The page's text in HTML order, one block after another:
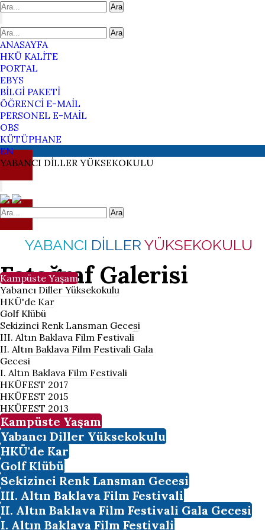
Ara
Ara
ANASAYFA
HKÜ KALİTE
PORTAL
EBYS
BİLGİ PAKETİ
ÖĞRENCİ E-MAİL
PERSONEL E-MAİL
OBS
KÜTÜPHANE
EN
YABANCI DİLLER YÜKSEKOKULU
Ara
YABANCI DİLLER YÜKSEKOKULU
Fotoğraf Galerisi
Kampüste Yaşam
Yabancı Diller Yüksekokulu
HKÜ'de Kar
Golf Klübü
Sekizinci Renk Lansman Gecesi
III. Altın Baklava Film Festivali
II. Altın Baklava Film Festivali Gala
Gecesi
I. Altın Baklava Film Festivali
HKÜFEST 2017
HKÜFEST 2015
HKÜFEST 2013
Kampüste Yaşam
Yabancı Diller Yüksekokulu
HKÜ'de Kar
Golf Klübü
Sekizinci Renk Lansman Gecesi
III. Altın Baklava Film Festivali
II. Altın Baklava Film Festivali Gala Gecesi
I. Altın Baklava Film Festivali